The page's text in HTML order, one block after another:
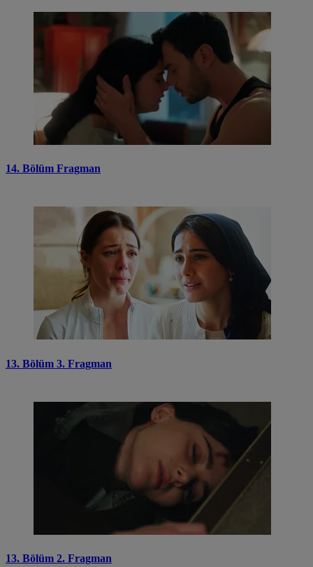
14. Bölüm Fragman
13. Bölüm 3. Fragman
13. Bölüm 2. Fragman